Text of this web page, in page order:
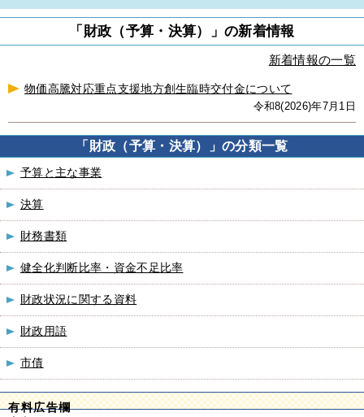
「財政（予算・決算）」の新着情報
新着情報の一覧
物価高騰対応重点支援地方創生臨時交付金について
令和8(2026)年7月1日
「財政（予算・決算）」の分類一覧
予算と主な事業
決算
財務書類
健全化判断比率・資金不足比率
財政状況に関する資料
財政用語
市債
有料広告欄